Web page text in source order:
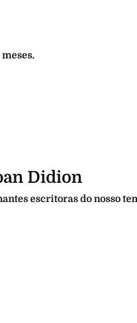
Didion
escritoras do nosso